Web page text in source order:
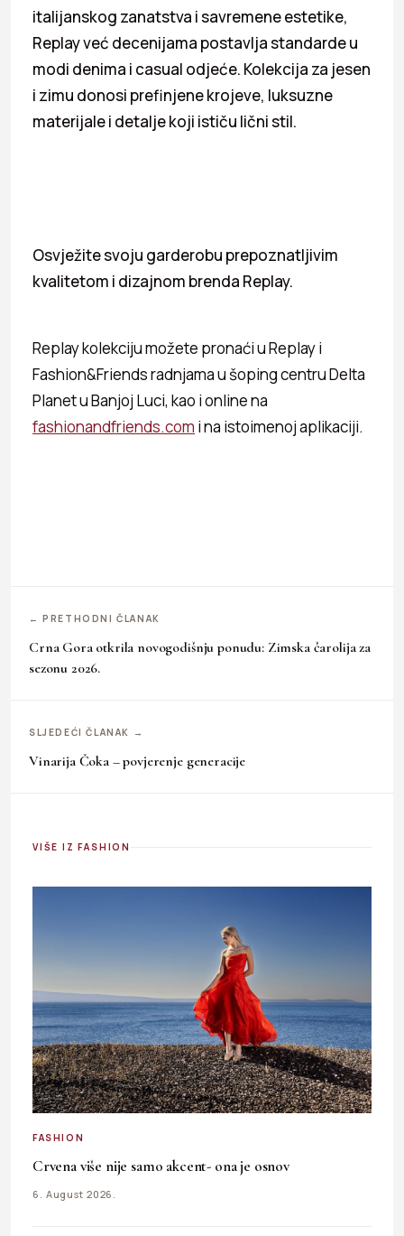
italijanskog zanatstva i savremene estetike,
Replay već decenijama postavlja standarde u
modi denima i casual odjeće. Kolekcija za jesen
i zimu donosi prefinjene krojeve, luksuzne
materijale i detalje koji ističu lični stil.
Osvježite svoju garderobu prepoznatljivim
kvalitetom i dizajnom brenda Replay.
Replay kolekciju možete pronaći u Replay i
Fashion&Friends radnjama u šoping centru Delta
Planet u Banjoj Luci, kao i online na
fashionandfriends.com i na istoimenoj aplikaciji.
← PRETHODNI ČLANAK
Crna Gora otkrila novogodišnju ponudu: Zimska čarolija za
sezonu 2026.
SLJEDEĆI ČLANAK →
Vinarija Čoka – povjerenje generacije
VIŠE IZ FASHION
FASHION
Crvena više nije samo akcent- ona je osnov
6. August 2026.